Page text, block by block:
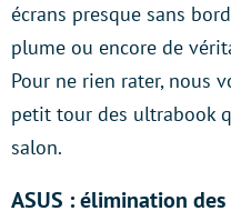
écrans presque sans
plume ou encore de
Pour ne rien rater, nous
petit tour des ultrabook
salon.
ASUS : élimination